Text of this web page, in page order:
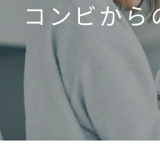
コンビか